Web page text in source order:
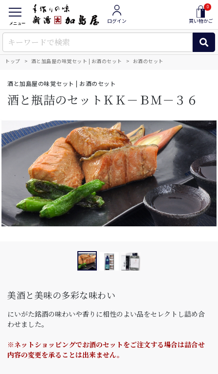
メニュー ログイン
0
買い物かご
トップ 酒と加島屋の味覚セット | お酒のセット お酒のセット
酒と加島屋の味覚セット | お酒のセット
酒と瓶詰のセットＫＫ－ＢＭ－３６
美酒と美味の多彩な味わい
にいがた銘酒の味わいや香りに相性のよい品をセレクトし詰め合
わせました。
※ネットショッピングでお酒のセットをご注文する場合は詰合せ
内容の変更を承ることは出来ません。